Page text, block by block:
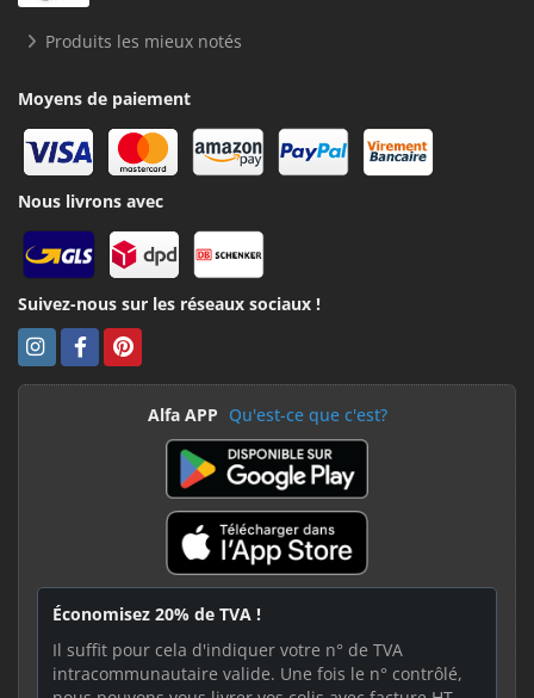
Produits les mieux notés
Moyens de paiement
Nous livrons avec
Suivez-nous sur les réseaux sociaux !
Alfa APP Qu'est-ce que c'est?
Économisez 20% de TVA !
Il suffit pour cela d'indiquer votre n° de TVA
intracommunautaire valide. Une fois le n° contrôlé,